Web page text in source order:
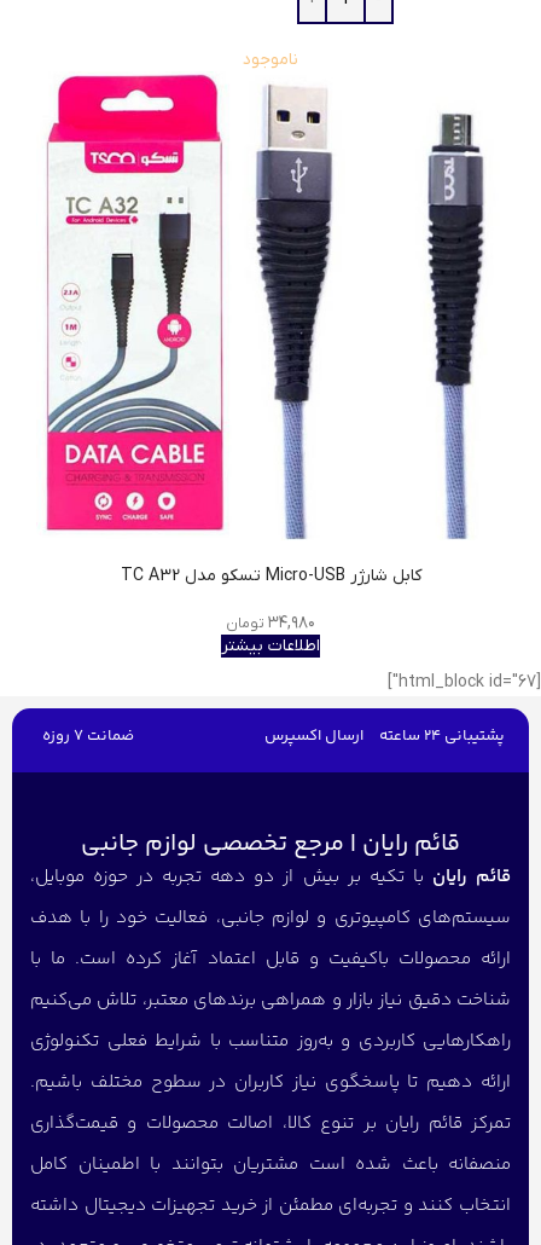
ناموجود
کابل شارژر Micro-USB تسکو مدل TC A32
۳۴,۹۸۰ تومان
اطلاعات بیشتر
[html_block id="67"]
پشتیبانی 24 ساعته ارسال اکسپرس ضمانت 7 روزه
قائم رایان | مرجع تخصصی لوازم جانبی
قائم رایان با تکیه بر بیش از دو دهه تجربه در حوزه موبایل،
سیستم‌های کامپیوتری و لوازم جانبی، فعالیت خود را با هدف
ارائه محصولات باکیفیت و قابل اعتماد آغاز کرده است. ما با
شناخت دقیق نیاز بازار و همراهی برندهای معتبر، تلاش می‌کنیم
راهکارهایی کاربردی و به‌روز متناسب با شرایط فعلی تکنولوژی
ارائه دهیم تا پاسخگوی نیاز کاربران در سطوح مختلف باشیم.
تمرکز قائم رایان بر تنوع کالا، اصالت محصولات و قیمت‌گذاری
منصفانه باعث شده است مشتریان بتوانند با اطمینان کامل
انتخاب کنند و تجربه‌ای مطمئن از خرید تجهیزات دیجیتال داشته